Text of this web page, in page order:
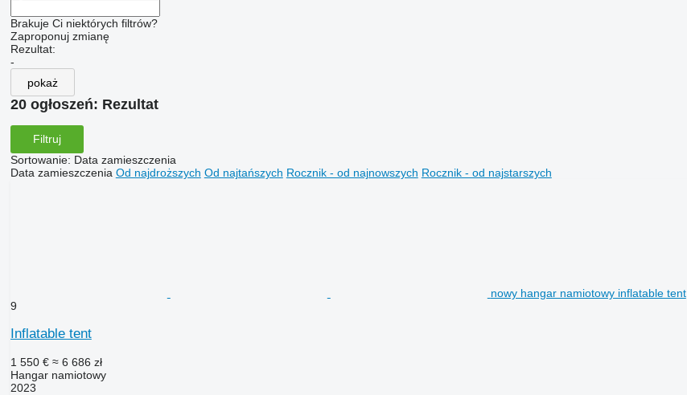
Brakuje Ci niektórych filtrów?
Zaproponuj zmianę
Rezultat:
-
pokaż
20 ogłoszeń: Rezultat
Filtruj
Sortowanie: Data zamieszczenia
Data zamieszczenia Od najdroższych Od najtańszych Rocznik - od najnowszych Rocznik - od najstarszych
nowy hangar namiotowy inflatable tent
9
Inflatable tent
1 550 € ≈ 6 686 zł
Hangar namiotowy
2023